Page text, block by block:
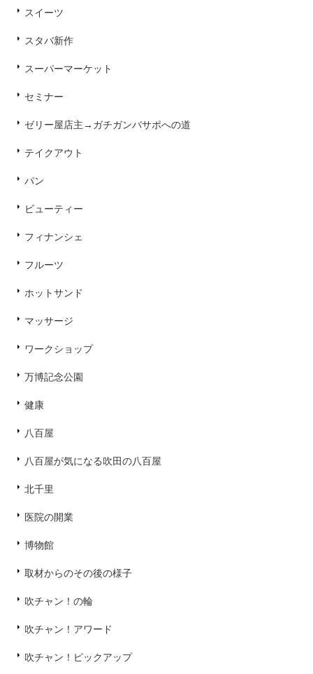
スイーツ
スタバ新作
スーパーマーケット
セミナー
ゼリー屋店主→ガチガンバサポへの道
テイクアウト
パン
ビューティー
フィナンシェ
フルーツ
ホットサンド
マッサージ
ワークショップ
万博記念公園
健康
八百屋
八百屋が気になる吹田の八百屋
北千里
医院の開業
博物館
取材からのその後の様子
吹チャン！の輪
吹チャン！アワード
吹チャン！ピックアップ